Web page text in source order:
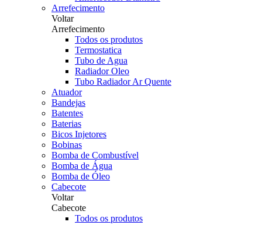
Arrefecimento
Voltar
Arrefecimento
Todos os produtos
Termostatica
Tubo de Agua
Radiador Oleo
Tubo Radiador Ar Quente
Atuador
Bandejas
Batentes
Baterias
Bicos Injetores
Bobinas
Bomba de Combustível
Bomba de Água
Bomba de Óleo
Cabecote
Voltar
Cabecote
Todos os produtos